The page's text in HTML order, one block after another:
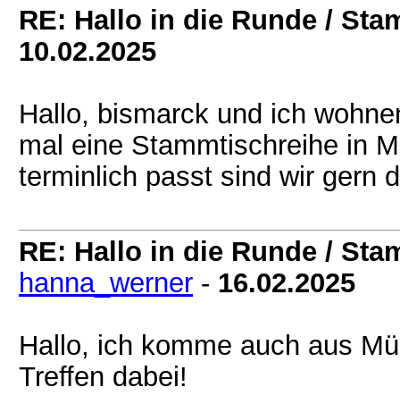
RE: Hallo in die Runde /
10.02.2025
Hallo, bismarck und ich
mal eine Stammtischreihe in
terminlich passt sind wir gern
RE: Hallo in die Runde /
hanna_werner - 16.02.2025
Hallo, ich komme auch aus
Treffen dabei!